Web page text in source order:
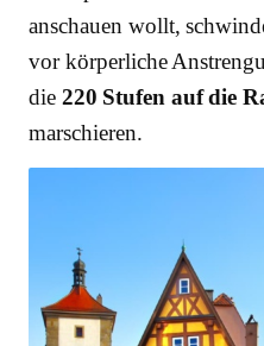
anschauen wollt,
vor körperliche
die 220 Stufen auf die
marschieren.